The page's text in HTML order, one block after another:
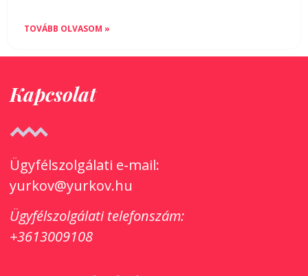
TOVÁBB OLVASOM »
Kapcsolat
Ügyfélszolgálati e-mail:
yurkov@yurkov.hu
Ügyfélszolgálatitelefonszám:
+3613009108